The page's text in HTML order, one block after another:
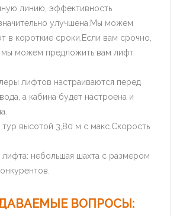
линию, эффективность
улучшена.Мы можем
в короткие сроки.Если вам срочно,
мы можем предложить вам лифт
лифтов настраиваются перед
а кабина будет настроена и
тур высотой 3,80 м с макс.Скорость
лифта: небольшая шахта с размером
ВОПРОСЫ: